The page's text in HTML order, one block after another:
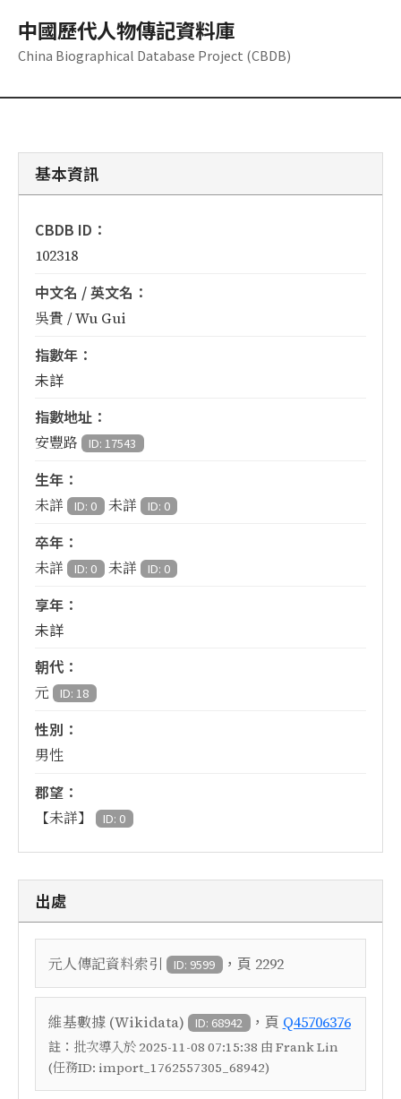
中國歷代人物傳記資料庫
China Biographical Database Project (CBDB)
基本資訊
CBDB ID：
102318
中文名 / 英文名：
吳貴 / Wu Gui
指數年：
未詳
指數地址：
安豐路 ID: 17543
生年：
未詳 ID: 0 未詳 ID: 0
卒年：
未詳 ID: 0 未詳 ID: 0
享年：
未詳
朝代：
元 ID: 18
性別：
男性
郡望：
【未詳】 ID: 0
出處
元人傳記資料索引 ID: 9599 ，頁 2292
維基數據 (Wikidata) ID: 68942 ，頁 Q45706376
註： 批次導入於 2025-11-08 07:15:38 由 Frank Lin
(任務ID: import_1762557305_68942)